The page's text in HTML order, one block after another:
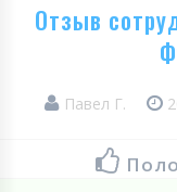
Отзыв
Павел Г.